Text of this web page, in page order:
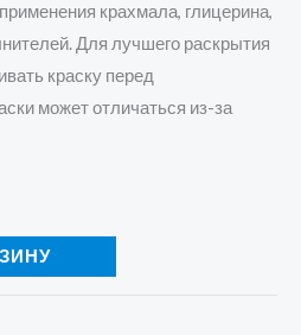
крахмала, глицерина,
Для лучшего раскрытия
краску перед
может отличаться из-за